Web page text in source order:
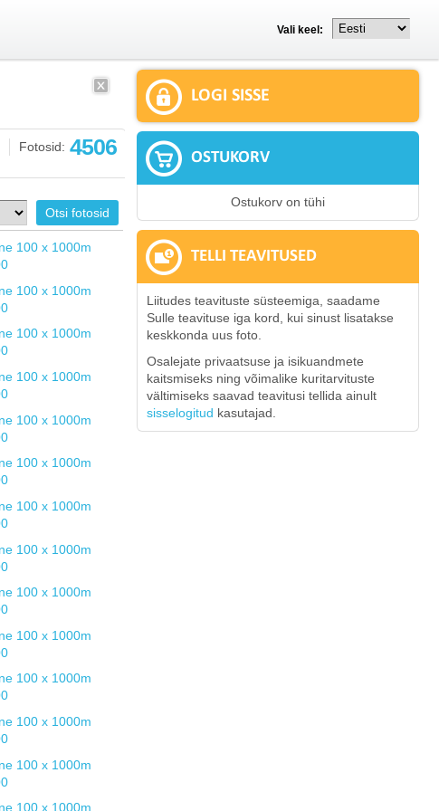
Vali keel:
Fotosid: 4506
LOGI SISSE
OSTUKORV
Ostukorv on tühi
TELLI TEAVITUSED
Liitudes teavituste süsteemiga, saadame
Sulle teavituse iga kord, kui sinust lisatakse
keskkonda uus foto.
Osalejate privaatsuse ja isikuandmete
kaitsmiseks ning võimalike kuritarvituste
vältimiseks saavad teavitusi tellida ainult
sisselogitud kasutajad.